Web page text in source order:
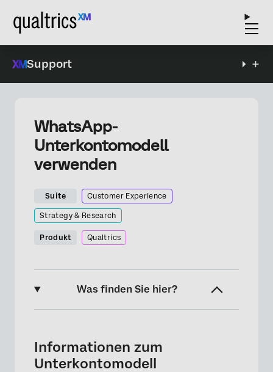
Support
WhatsApp-
Unterkontomodell
verwenden
Suite Customer Experience
Strategy & Research
Produkt Qualtrics
Was finden Sie hier?
Voraussichtlicher Onboarding-Zeitraum für
das Unterkontomodell
Informationen zum
Unterkontomodell